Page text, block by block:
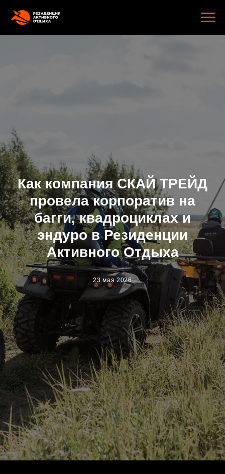
Как компания СКАЙ ТРЕЙД
провела корпоратив на
багги, квадроциклах и
эндуро в Резиденции
Активного Отдыха
23 мая 2026